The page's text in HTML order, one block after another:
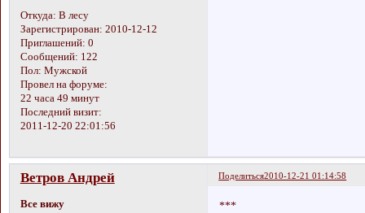
Откуда: В лесу
Зарегистрирован: 2010-12-12
Приглашений: 0
Сообщений: 122
Пол: Мужской
Провел на форуме:
22 часа 49 минут
Последний визит:
2011-12-20 22:01:56
Поделиться2010-12-21 01:14:58
Ветров Андрей
Все вижу ***